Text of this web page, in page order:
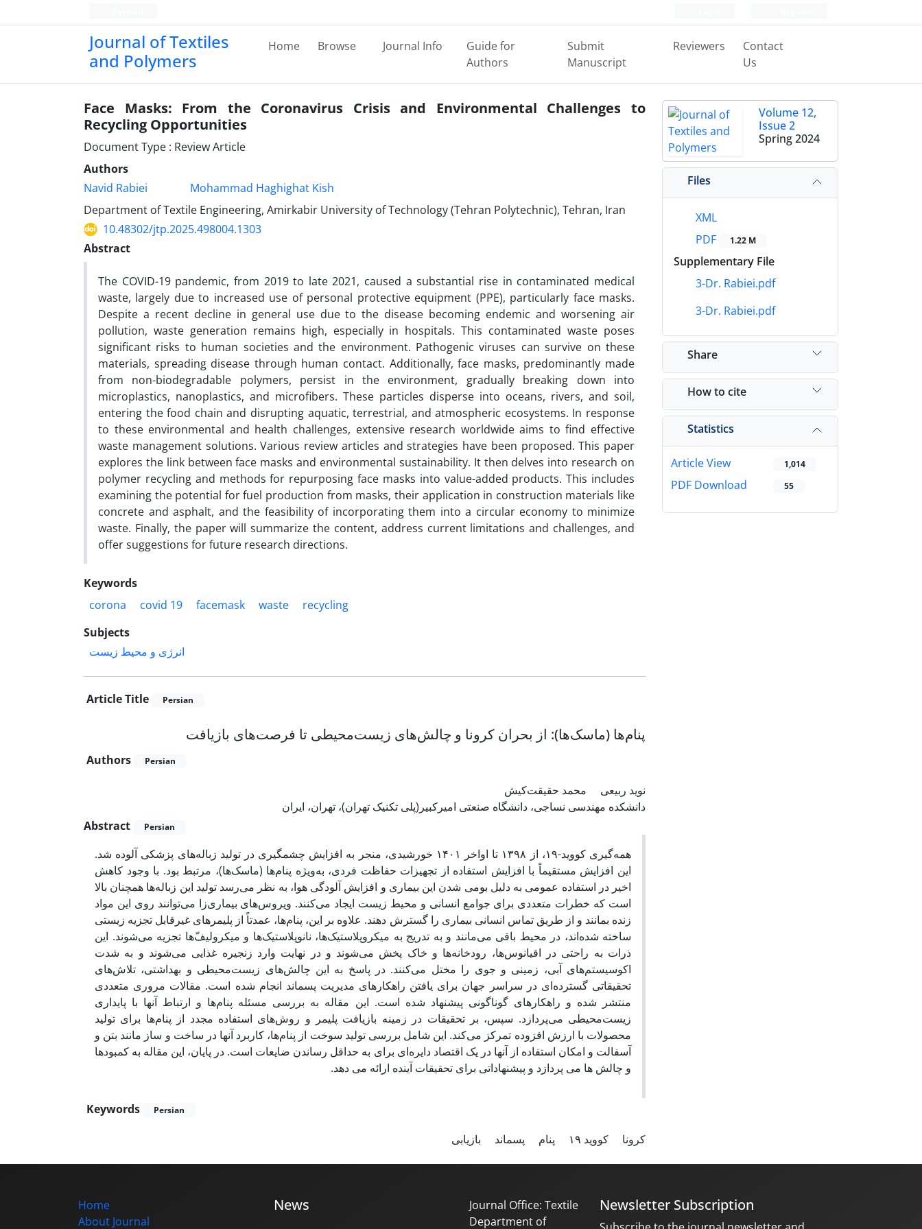
Journal of Textiles
and Polymers
Home Browse Journal Info
Guide for
Authors
Submit
Manuscript
Reviewers
Contact
Us
Face Masks: From the Coronavirus Crisis and Environmental Challenges to
Recycling Opportunities
Document Type : Review Article
Authors
Navid Rabiei
Mohammad Haghighat Kish
Department of Textile Engineering, Amirkabir University of Technology (Tehran Polytechnic), Tehran, Iran
10.48302/jtp.2025.498004.1303
Abstract
The COVID-19 pandemic, from 2019 to late 2021, caused a substantial rise in contaminated medical
waste, largely due to increased use of personal protective equipment (PPE), particularly face masks.
Despite a recent decline in general use due to the disease becoming endemic and worsening air
pollution, waste generation remains high, especially in hospitals. This contaminated waste poses
significant risks to human societies and the environment. Pathogenic viruses can survive on these
materials, spreading disease through human contact. Additionally, face masks, predominantly made
from non-biodegradable polymers, persist in the environment, gradually breaking down into
microplastics, nanoplastics, and microfibers. These particles disperse into oceans, rivers, and soil,
entering the food chain and disrupting aquatic, terrestrial, and atmospheric ecosystems. In response
to these environmental and health challenges, extensive research worldwide aims to find effective
waste management solutions. Various review articles and strategies have been proposed. This paper
explores the link between face masks and environmental sustainability. It then delves into research on
polymer recycling and methods for repurposing face masks into value-added products. This includes
examining the potential for fuel production from masks, their application in construction materials like
concrete and asphalt, and the feasibility of incorporating them into a circular economy to minimize
waste. Finally, the paper will summarize the content, address current limitations and challenges, and
offer suggestions for future research directions.
Keywords
corona
covid 19 facemask waste
recycling
Subjects
انرژی و محیط زیست
Article Title Persian
پنام‌ها (ماسک‌ها): از بحران کرونا و چالش‌های زیست‌محیطی تا فرصت‌های بازیافت
Authors Persian
نوید ربیعی
محمد حقیقت‌کیش
دانشکده مهندسی نساجی، دانشگاه صنعتی امیرکبیر(پلی تکنیک تهران)، تهران، ایران
Abstract
Persian
همه‌گیری کووید-۱۹، از ۱۳۹۸ تا اواخر ۱۴۰۱ خورشیدی، منجر به افزایش چشمگیری در تولید زباله‌های پزشکی آلوده شد.
این افزایش مستقیماً با افزایش استفاده از تجهیزات حفاظت فردی، به‌ویژه پنام‌ها (ماسک‌ها)، مرتبط بود. با وجود کاهش
اخیر در استفاده عمومی به دلیل بومی شدن این بیماری و افزایش آلودگی هوا، به نظر می‌رسد تولید این زباله‌ها همچنان بالا
است که خطرات متعددی برای جوامع انسانی و محیط زیست ایجاد می‌کنند. ویروس‌های بیماری‌زا می‌توانند روی این مواد
زنده بمانند و از طریق تماس انسانی بیماری را گسترش دهند. علاوه بر این، پنام‌ها، عمدتاً از پلیمرهای غیرقابل تجزیه زیستی
ساخته شده‌اند، در محیط باقی می‌مانند و به تدریج به میکروپلاستیک‌ها، نانوپلاستیک‌ها و میکرولیف‌ّها تجزیه می‌شوند. این
ذرات به راحتی در اقیانوس‌ها، رودخانه‌ها و خاک پخش می‌شوند و در نهایت وارد زنجیره غذایی می‌شوند و به شدت
اکوسیستم‌های آبی، زمینی و جوی را مختل می‌کنند. در پاسخ به این چالش‌های زیست‌محیطی و بهداشتی، تلاش‌های
تحقیقاتی گسترده‌ای در سراسر جهان برای یافتن راهکارهای مدیریت پسماند انجام شده است. مقالات مروری متعددی
منتشر شده و راهکارهای گوناگونی پیشنهاد شده است. این مقاله به بررسی مسئله پنام‌ها و ارتباط آنها با پایداری
زیست‌محیطی می‌پردازد. سپس، بر تحقیقات در زمینه بازیافت پلیمر و روش‌های استفاده مجدد از پنام‌ها برای تولید
محصولات با ارزش افزوده تمرکز می‌کند. این شامل بررسی تولید سوخت از پنام‌ها، کاربرد آنها در ساخت و ساز مانند بتن و
آسفالت و امکان استفاده از آنها در یک اقتصاد دایره‌ای برای به حداقل رساندن ضایعات است. در پایان، این مقاله به کمبودها
و چالش ها می پردازد و پیشنهاداتی برای تحقیقات آینده ارائه می دهد.
Keywords Persian
کرونا کووید ۱۹ پنام پسماند بازیابی
Volume 12,
Issue 2
Spring 2024
Files
XML
PDF
1.22 M
Supplementary File
3-Dr. Rabiei.pdf
3-Dr. Rabiei.pdf
Share
How to cite
Statistics
Article View 1,014
PDF Download 55
Home
About Journal
News
Journal Office: Textile
Department of
Newsletter Subscription